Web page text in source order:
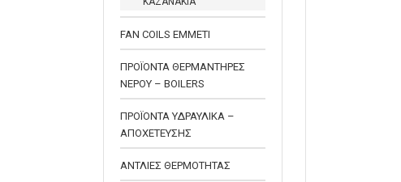
FAN COILS EMMETI
ΠΡΟΪΟΝΤΑ ΘΕΡΜΑΝΤΗΡΕΣ
ΝΕΡΟΥ – BOILERS
ΠΡΟΪΟΝΤΑ ΥΔΡΑΥΛΙΚΑ –
ΑΠΟΧΕΤΕΥΣΗΣ
ΑΝΤΛΙΕΣ ΘΕΡΜΟΤΗΤΑΣ